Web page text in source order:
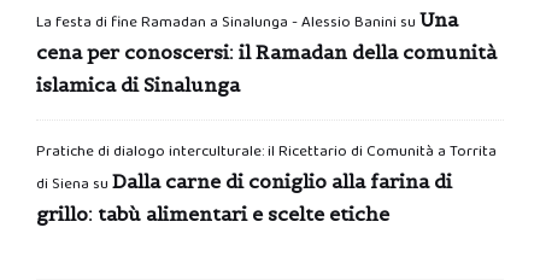
La festa di fine Ramadan a Sinalunga - Alessio Banini su Una
cena per conoscersi: il Ramadan della comunità
islamica di Sinalunga
Pratiche di dialogo interculturale: il Ricettario di Comunità a Torrita
di Siena su Dalla carne di coniglio alla farina di
grillo: tabù alimentari e scelte etiche